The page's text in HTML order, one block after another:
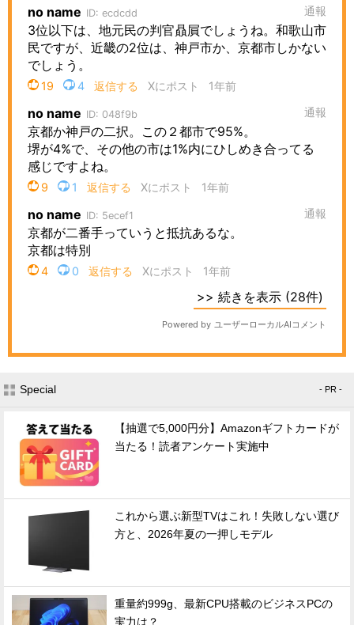
Special - PR -
【抽選で5,000円分】Amazonギフトカードが
当たる！読者アンケート実施中
これから選ぶ新型TVはこれ！失敗しない選び
方と、2026年夏の一押しモデル
重量約999g、最新CPU搭載のビジネスPCの
実力は？